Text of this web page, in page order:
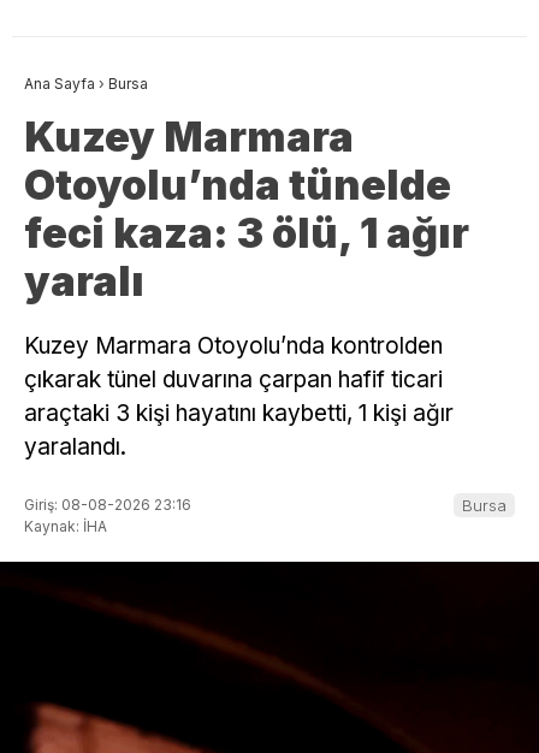
Ana Sayfa › Bursa
Kuzey Marmara
Otoyolu’nda tünelde
feci kaza: 3 ölü, 1 ağır
yaralı
Kuzey Marmara Otoyolu’nda kontrolden
çıkarak tünel duvarına çarpan hafif ticari
araçtaki 3 kişi hayatını kaybetti, 1 kişi ağır
yaralandı.
Giriş: 08-08-2026 23:16
Kaynak: İHA
Bursa